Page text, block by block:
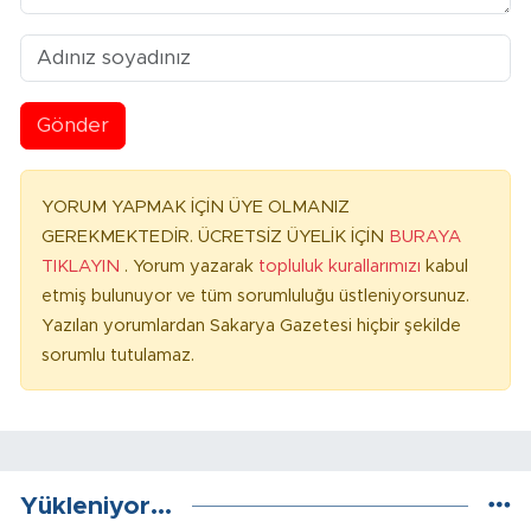
Gönder
YORUM YAPMAK İÇİN ÜYE OLMANIZ
GEREKMEKTEDİR. ÜCRETSİZ ÜYELİK İÇİN BURAYA
TIKLAYIN . Yorum yazarak topluluk kurallarımızı kabul
etmiş bulunuyor ve tüm sorumluluğu üstleniyorsunuz.
Yazılan yorumlardan Sakarya Gazetesi hiçbir şekilde
sorumlu tutulamaz.
Yükleniyor...